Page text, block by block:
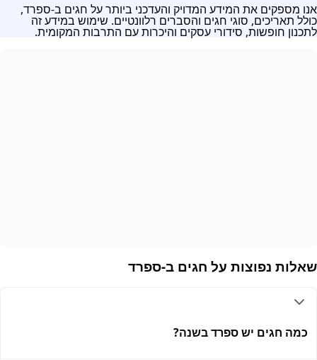
מספקים את המידע המדויק והעדכני ביותר על חגים ב-ספרד,
תאריכים, סוגי חגים והסברים רלוונטיים. שימוש במידע זה
חופשות, סידורי עסקים והיכרות עם התרבות המקומית.
נפוצות על חגים ב-ספרד
כמה חגים יש ספרד בשנה?